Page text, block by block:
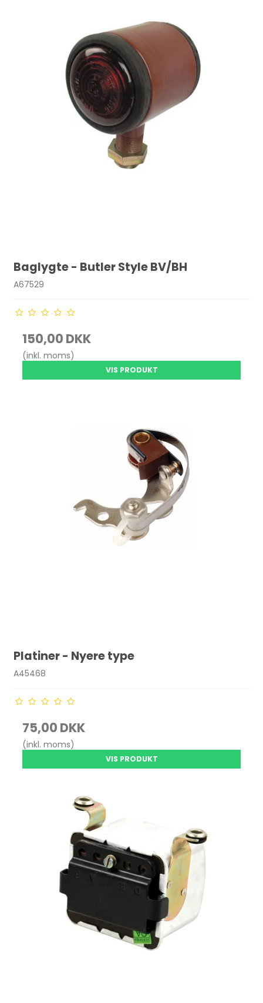
Baglygte - Butler Style BV/BH
A67529
150,00 DKK
(inkl. moms)
VIS PRODUKT
Platiner - Nyere type
A45468
75,00 DKK
(inkl. moms)
VIS PRODUKT